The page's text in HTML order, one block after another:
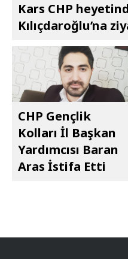
Kars CHP
Kılıçdaroğlu’na
CHP Gençlik
Kolları İl Başkan
Yardımcısı Baran
Aras İstifa Etti